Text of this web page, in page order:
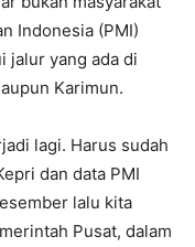
Indonesia (PMI)
jalur yang ada di
Karimun.
lagi. Harus sudah
dan data PMI
lalu kita
Pusat, dalam